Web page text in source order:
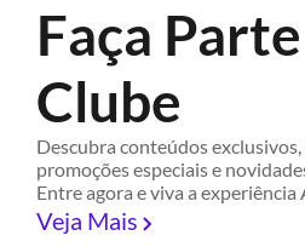
Faça
Clube
Descubra conteúdos exclusivos,
promoções especiais e
Entre agora e viva a experiência
Veja Mais